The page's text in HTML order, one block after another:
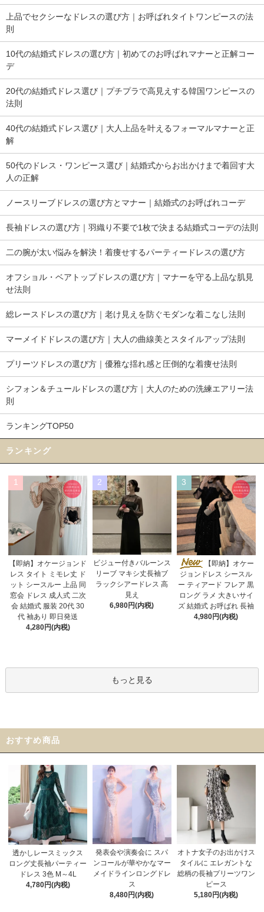
上品でセクシーなドレスの選び方｜お呼ばれタイトワンピースの法
則
10代の結婚式ドレスの選び方｜初めてのお呼ばれマナーと正解コー
デ
20代の結婚式ドレス選び｜プチプラで高見えする韓国ワンピースの
法則
40代の結婚式ドレス選び｜大人上品を叶えるフォーマルマナーと正
解
50代のドレス・ワンピース選び｜結婚式からお出かけまで着回す大
人の正解
ノースリーブドレスの選び方とマナー｜結婚式のお呼ばれコーデ
長袖ドレスの選び方｜羽織り不要で1枚で決まる結婚式コーデの法則
二の腕が太い悩みを解決！着痩せするパーティードレスの選び方
オフショル・ベアトップドレスの選び方｜マナーを守る上品な肌見
せ法則
総レースドレスの選び方｜老け見えを防ぐモダンな着こなし法則
マーメイドドレスの選び方｜大人の曲線美とスタイルアップ法則
プリーツドレスの選び方｜優雅な揺れ感と圧倒的な着痩せ法則
シフォン＆チュールドレスの選び方｜大人のための洗練エアリー法
則
ランキングTOP50
ランキング
1
【即納】オケージョンド
レス タイト ミモレ丈 ド
ット シースルー 上品 同
窓会 ドレス 成人式 二次
会 結婚式 服装 20代 30
代 袖あり 即日発送
4,280円(内税)
2
ビジュー付きバルーンス
リーブ マキシ丈長袖ブ
ラックシアードレス 高
見え
6,980円(内税)
3
【即納】オケー
ジョンドレス シースル
ー ティアード フレア 黒
ロング ラメ 大きいサイ
ズ 結婚式 お呼ばれ 長袖
4,980円(内税)
もっと見る
おすすめ商品
透かしレースミックス
ロング丈長袖パーティー
ドレス 3色 M～4L
4,780円(内税)
発表会や演奏会に スパ
ンコールが華やかなマー
メイドラインロングドレ
ス
8,480円(内税)
オトナ女子のお出かけス
タイルに エレガントな
総柄の長袖プリーツワン
ピース
5,180円(内税)